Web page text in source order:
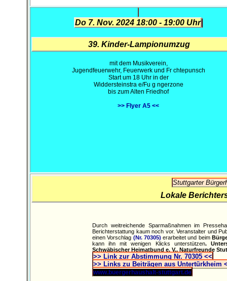
Do 7. Nov. 2024 18:00 - 19:00 Uhr
39. Kinder-Lampionumzug
mit dem Musikverein,
Jugendfeuerwehr, Feuerwerk und Fr chtepunsch
Start um 18 Uhr in der
Widdersteinstra e/Fu g ngerzone
bis zum Alten Friedhof
>> Flyer A5 <<
Stuttgarter
Lokale
Durch weitreichende Sparmaßnahmen im
Berichterstattung kaum noch vor. Veranstalter und
einen Vorschlag (Nr. 70305) erarbeitet und beim
kann ihn mit wenigen Klicks unterstützen.
Schwäbischer Heimatbund e. V., Naturfreunde
>> Link zur Abstimmung Nr. 70305 <<
>> Links zu Beiträgen aus Untertürkheim
www.buergerhaushalt-stuttgart.de